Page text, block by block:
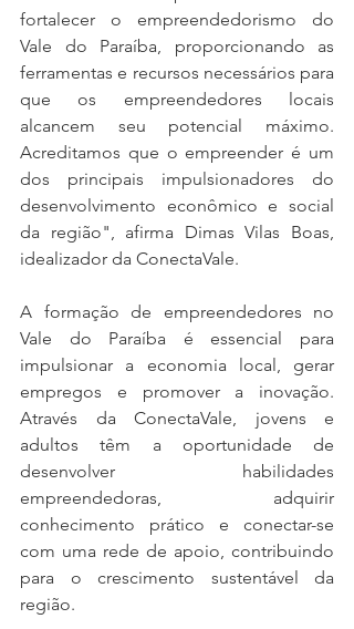
fortalecer o empreendedorismo do
Vale do Paraíba, proporcionando as
ferramentas e recursos necessários para
que os empreendedores locais
alcancem seu potencial máximo.
Acreditamos que o empreender é um
dos principais impulsionadores do
desenvolvimento econômico e social
da região", afirma Dimas Vilas Boas,
idealizador da ConectaVale.
A formação de empreendedores no
Vale do Paraíba é essencial para
impulsionar a economia local, gerar
empregos e promover a inovação.
Através da ConectaVale, jovens e
adultos têm a oportunidade de
desenvolver habilidades
empreendedoras, adquirir
conhecimento prático e conectar-se
com uma rede de apoio, contribuindo
para o crescimento sustentável da
região.